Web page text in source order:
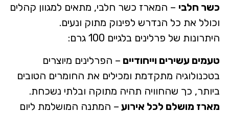
כשר חלבי – המארז כשר חלבי, מתאים למגוון קהלים
וכולל את כל הנדרש לפינוק מתוק ונעים.
היתרונות של פרלינים בלגיים 100 גרם:
טעמים עשירים וייחודיים – הפרלינים מיוצרים
בטכנולוגיה מתקדמת ומכילים את החומרים הטובים
ביותר, כך שהחוויה תהיה מתוקה ובלתי נשכחת.
מארז מושלם לכל אירוע – המתנה המושלמת ליום